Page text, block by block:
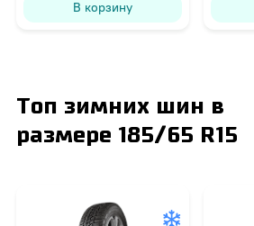
В корзину
Топ зимних шин в
размере 185/65 R15